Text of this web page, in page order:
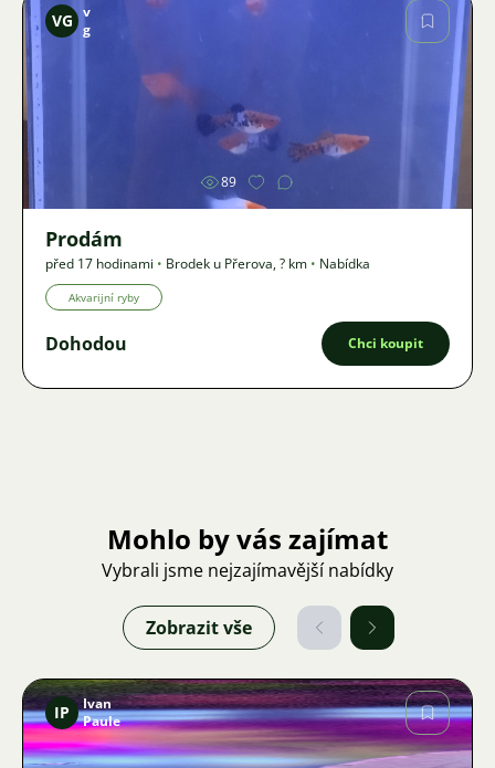
Obrázek
VG v
g
89
Prodám
před 17 hodinami • Brodek u Přerova,? km • Nabídka
Akvarijní ryby
Dohodou Chci koupit
Mohlo by vás zajímat
Vybrali jsme nejzajímavější nabídky
Zobrazit vše
IP
Ivan
Paule